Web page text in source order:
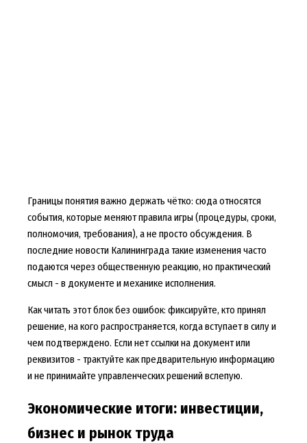
Границы понятия важно держать чётко: сюда относятся
события, которые меняют правила игры (процедуры, сроки,
полномочия, требования), а не просто обсуждения. В
последние новости Калининграда такие изменения часто
подаются через общественную реакцию, но практический
смысл - в документе и механике исполнения.
Как читать этот блок без ошибок: фиксируйте, кто принял
решение, на кого распространяется, когда вступает в силу и
чем подтверждено. Если нет ссылки на документ или
реквизитов - трактуйте как предварительную информацию
и не принимайте управленческих решений вслепую.
Экономические итоги: инвестиции,
бизнес и рынок труда